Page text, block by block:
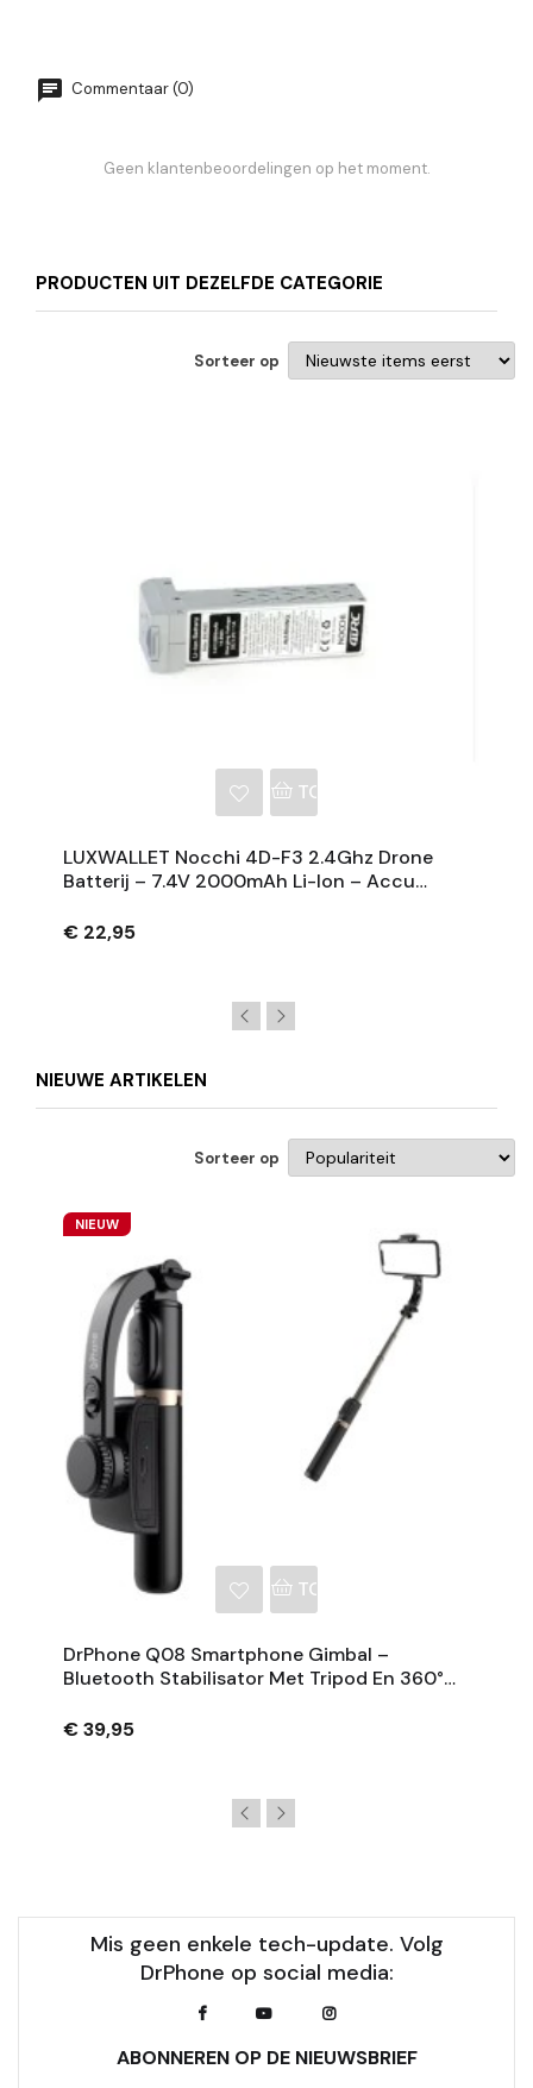
Commentaar (0)
Geen klantenbeoordelingen op het moment.
PRODUCTEN UIT DEZELFDE CATEGORIE
Sorteer op
TOEVOEGEN AAN
LUXWALLET Nocchi 4D-F3 2.4Ghz Drone
Batterij – 7.4V 2000mAh Li-Ion – Accu
€ 22,95
NIEUWE ARTIKELEN
Sorteer op
NIEUW
TOEVOEGEN AAN
DrPhone Q08 Smartphone Gimbal –
Bluetooth Stabilisator Met Tripod En 360°
€ 39,95
Mis geen enkele tech-update. Volg
DrPhone op social media:
ABONNEREN OP DE NIEUWSBRIEF